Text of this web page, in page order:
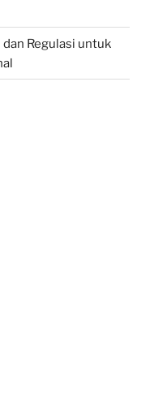
Regulasi untuk